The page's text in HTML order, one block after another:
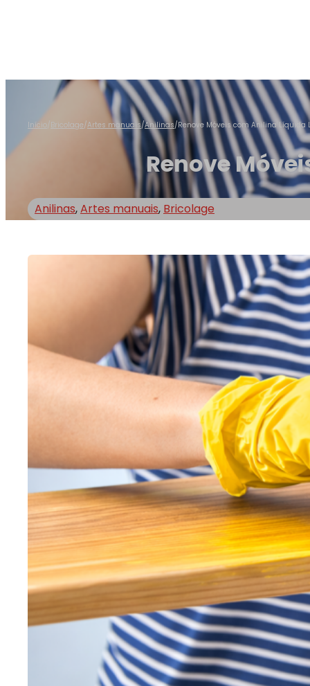
Início/Bricolage/Artes manuais/Anilinas/Renove Móveis com Anilina Líquida
Renove
Anilinas,Artes manuais, Bricolage